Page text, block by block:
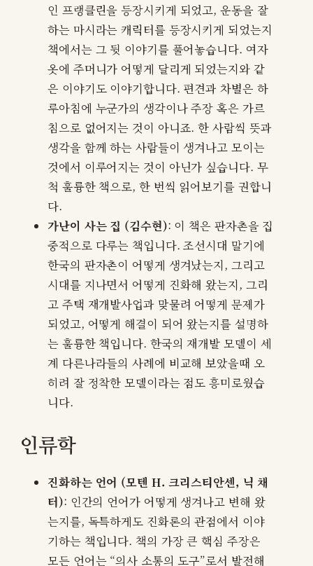
인 프랭클린을 등장시키게 되었고, 운동을 잘
하는 마시라는 캐릭터를 등장시키게 되었는지
책에서는 그 뒷 이야기를 풀어놓습니다. 여자
옷에 주머니가 어떻게 달리게 되었는지와 같
은 이야기도 이야기합니다. 편견과 차별은 하
루아침에 누군가의 생각이나 주장 혹은 가르
침으로 없어지는 것이 아니죠. 한 사람씩 뜻과
생각을 함께 하는 사람들이 생겨나고 모이는
것에서 이루어지는 것이 아닌가 싶습니다. 무
척 훌륭한 책으로, 한 번씩 읽어보기를 권합니
다.
가난이 사는 집 (김수현): 이 책은 판자촌을 집
중적으로 다루는 책입니다. 조선시대 말기에
한국의 판자촌이 어떻게 생겨났는지, 그리고
시대를 지나면서 어떻게 진화해 왔는지, 그리
고 주택 재개발사업과 맞물려 어떻게 문제가
되었고, 어떻게 해결이 되어 왔는지를 설명하
는 훌륭한 책입니다. 한국의 재개발 모델이 세
계 다른나라들의 사례에 비교해 보았을때 오
히려 잘 정착한 모델이라는 점도 흥미로웠습
니다.
인류학
진화하는 언어 (모텐 H. 크리스티안센, 닉 채
터): 인간의 언어가 어떻게 생겨나고 변해 왔
는지를, 독특하게도 진화론의 관점에서 이야
기하는 책입니다. 책의 가장 큰 핵심 주장은
모든 언어는 “의사 소통의 도구”로서 발전해